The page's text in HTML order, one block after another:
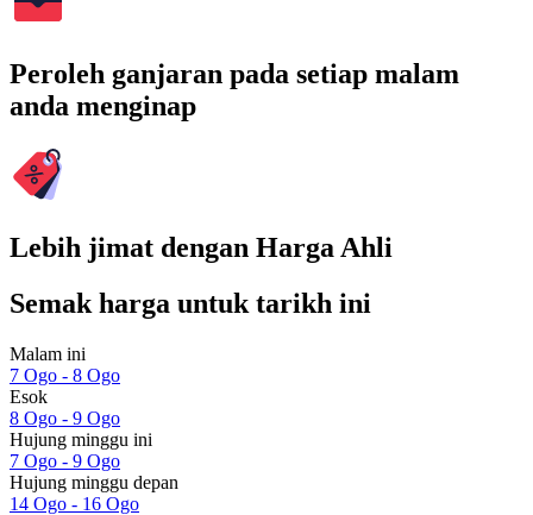
Peroleh ganjaran pada setiap malam
anda menginap
Lebih jimat dengan Harga Ahli
Semak harga untuk tarikh ini
Malam ini
7 Ogo - 8 Ogo
Esok
8 Ogo - 9 Ogo
Hujung minggu ini
7 Ogo - 9 Ogo
Hujung minggu depan
14 Ogo - 16 Ogo